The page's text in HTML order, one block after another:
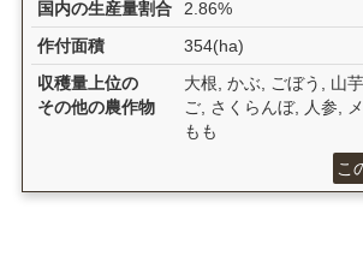
国内の生産量割合
2.86%
作付面積
354(ha)
収穫量上位の
その他の農作物
大根, かぶ, ごぼう, 山
ご, さくらんぼ, 人参,
もも
こ